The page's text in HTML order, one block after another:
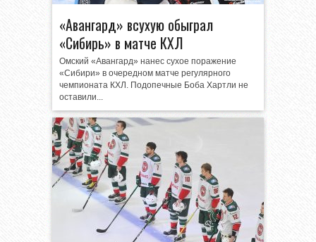
«Авангард» всухую обыграл
«Сибирь» в матче КХЛ
Омский «Авангард» нанес сухое поражение
«Сибири» в очередном матче регулярного
чемпионата КХЛ. Подопечные Боба Хартли не
оставили...